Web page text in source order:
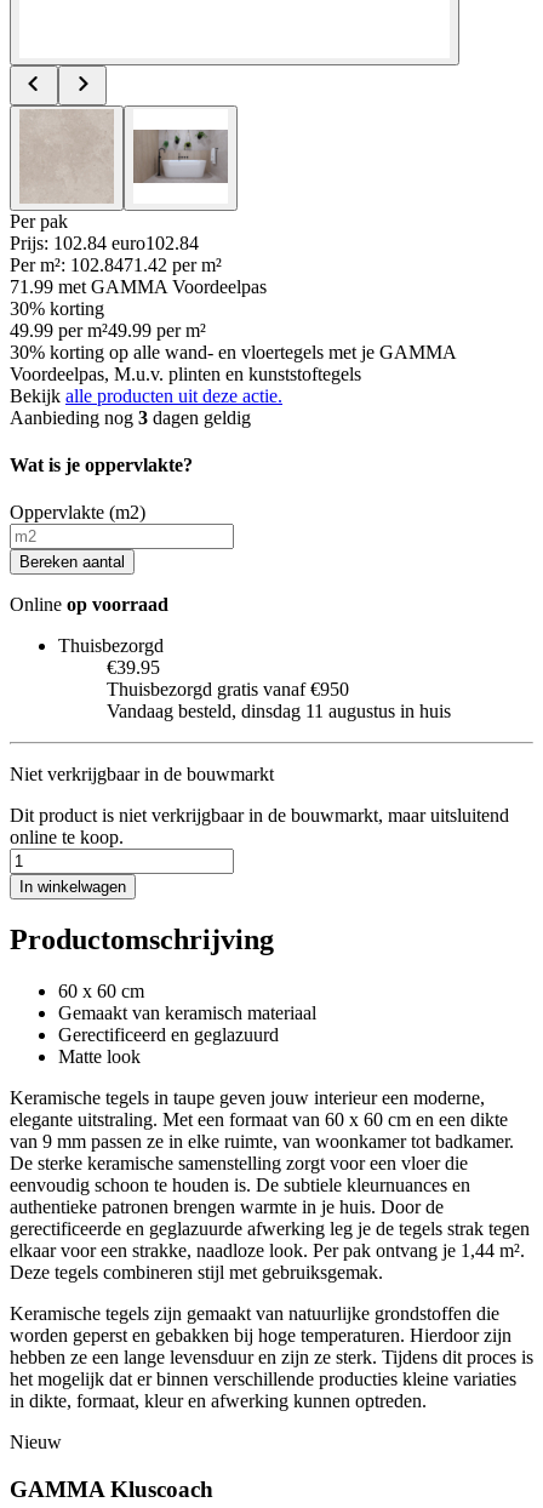
Per pak
Prijs: 102.84 euro102.84
Per m²: 102.8471.42 per m²
71.99 met GAMMA Voordeelpas
30% korting
49.99 per m²49.99 per m²
30% korting op alle wand- en vloertegels met je GAMMA
Voordeelpas, M.u.v. plinten en kunststoftegels
Bekijk alle producten uit deze actie.
Aanbieding nog 3 dagen geldig
Wat is je oppervlakte?
Oppervlakte (m2)
Bereken aantal
Online op voorraad
Thuisbezorgd
€39.95
Thuisbezorgd gratis vanaf €950
Vandaag besteld, dinsdag 11 augustus in huis
Niet verkrijgbaar in de bouwmarkt
Dit product is niet verkrijgbaar in de bouwmarkt, maar uitsluitend
online te koop.
In winkelwagen
Productomschrijving
60 x 60 cm
Gemaakt van keramisch materiaal
Gerectificeerd en geglazuurd
Matte look
Keramische tegels in taupe geven jouw interieur een moderne,
elegante uitstraling. Met een formaat van 60 x 60 cm en een dikte
van 9 mm passen ze in elke ruimte, van woonkamer tot badkamer.
De sterke keramische samenstelling zorgt voor een vloer die
eenvoudig schoon te houden is. De subtiele kleurnuances en
authentieke patronen brengen warmte in je huis. Door de
gerectificeerde en geglazuurde afwerking leg je de tegels strak tegen
elkaar voor een strakke, naadloze look. Per pak ontvang je 1,44 m².
Deze tegels combineren stijl met gebruiksgemak.
Keramische tegels zijn gemaakt van natuurlijke grondstoffen die
worden geperst en gebakken bij hoge temperaturen. Hierdoor zijn
hebben ze een lange levensduur en zijn ze sterk. Tijdens dit proces is
het mogelijk dat er binnen verschillende producties kleine variaties
in dikte, formaat, kleur en afwerking kunnen optreden.
Nieuw
GAMMA Kluscoach